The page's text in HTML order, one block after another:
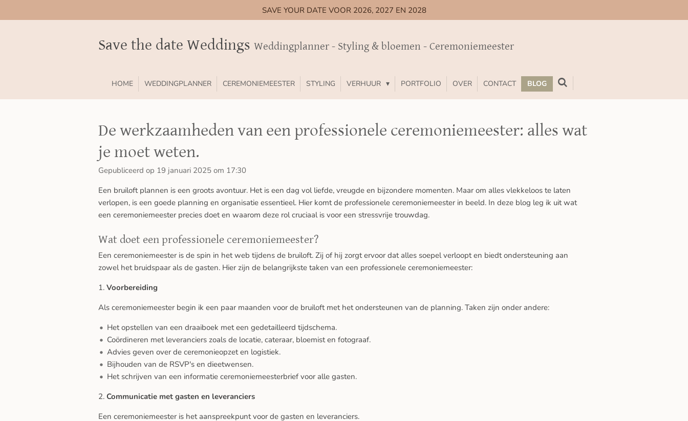
direct
SAVE YOUR DATE VOOR 2026, 2027 EN 2028
Save the date Weddings Weddingplanner - Styling & bloemen - Ceremoniemeester
HOME WEDDINGPLANNER CEREMONIEMEESTER STYLING VERHUUR PORTFOLIO OVER CONTACT BLOG
De werkzaamheden van een professionele ceremoniemeester: alles wat
je moet weten.
Gepubliceerd op 19 januari 2025 om 17:30
Een bruiloft plannen is een groots avontuur. Het is een dag vol liefde, vreugde en bijzondere momenten. Maar om alles vlekkeloos te laten
verlopen, is een goede planning en organisatie essentieel. Hier komt de professionele ceremoniemeester in beeld. In deze blog leg ik uit wat
een ceremoniemeester precies doet en waarom deze rol cruciaal is voor een stressvrije trouwdag.
Wat doet een professionele ceremoniemeester?
Een ceremoniemeester is de spin in het web tijdens de bruiloft. Zij of hij zorgt ervoor dat alles soepel verloopt en biedt ondersteuning aan
zowel het bruidspaar als de gasten. Hier zijn de belangrijkste taken van een professionele ceremoniemeester:
1. Voorbereiding
Als ceremoniemeester begin ik een paar maanden voor de bruiloft met het ondersteunen van de planning. Taken zijn onder andere:
Het opstellen van een draaiboek met een gedetailleerd tijdschema.
Coördineren met leveranciers zoals de locatie, cateraar, bloemist en fotograaf.
Advies geven over de ceremonieopzet en logistiek.
Bijhouden van de RSVP's en dieetwensen.
Het schrijven van een informatie ceremoniemeesterbrief voor alle gasten.
2. Communicatie met gasten en leveranciers
Een ceremoniemeester is het aanspreekpunt voor de gasten en leveranciers.